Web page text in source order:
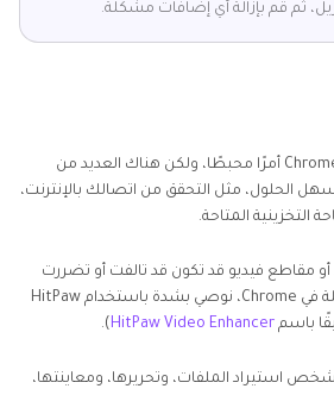
ثم قم بإزالة أي إضافات مشكلة.
قد يكون عدم عمل تنزيلات Chrome أمرًا محبطًا، ولكن هناك العديد من
الحلول، مثل التحقق من اتصالك بالإنترنت،
المتاحة.
مقاطع فيديو قد تكون قد تالفت أو تضررت
أثناء عمليات التنزيل المشكلة في Chrome، نوصي بشدة باستخدام HitPaw
HitPaw Video Enhancer
).
استيراد الملفات، وتحريرها، ومعاينتها،